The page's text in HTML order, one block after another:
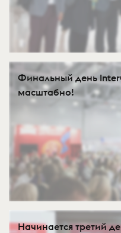
Финальный день
масштабно!
Начинается третий